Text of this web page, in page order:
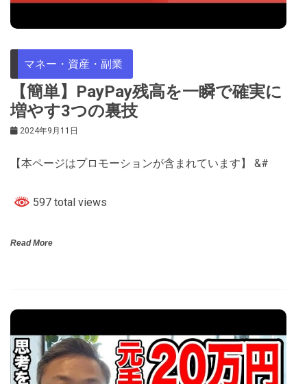
マネー・資産・副業
【簡単】PayPay残高を一瞬で確実に
増やす3つの裏技
2024年9月11日
【本ページはプロモーションが含まれています】 &#
597 total views
Read More